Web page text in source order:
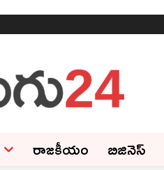
రాజకీయం బిజినెస్‌